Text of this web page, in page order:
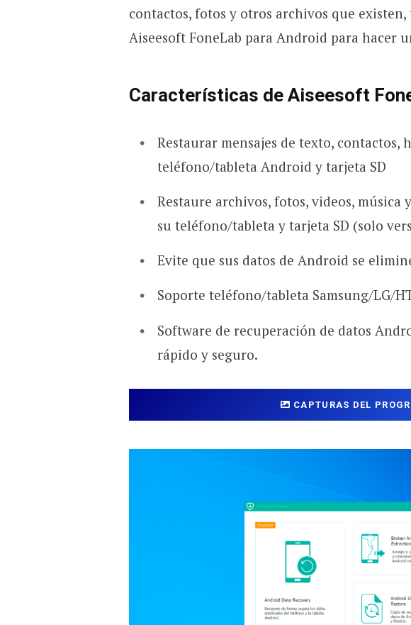
contactos, fotos y otros archivos que
Aiseesoft FoneLab para Android para hacer
Características de Aiseesoft
Restaurar mensajes de texto, contactos,
teléfono/tableta Android y tarjeta SD
Restaure archivos, fotos, videos,
su teléfono/tableta y tarjeta SD (solo
Evite que sus datos de Android se
Soporte teléfono/tableta Samsung/LG/
Software de recuperación de datos
rápido y seguro.
CAPTURAS DEL